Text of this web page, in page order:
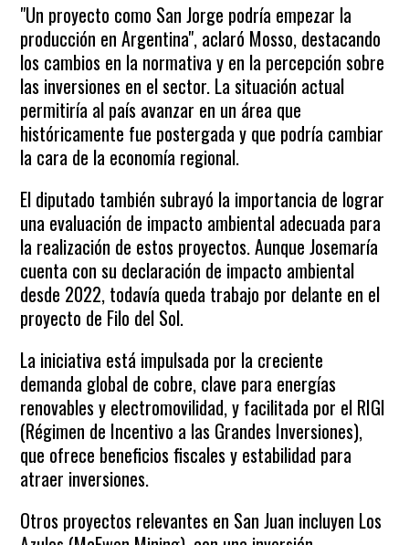
"Un proyecto como San Jorge podría empezar la
producción en Argentina", aclaró Mosso, destacando
los cambios en la normativa y en la percepción sobre
las inversiones en el sector. La situación actual
permitiría al país avanzar en un área que
históricamente fue postergada y que podría cambiar
la cara de la economía regional.
El diputado también subrayó la importancia de lograr
una evaluación de impacto ambiental adecuada para
la realización de estos proyectos. Aunque Josemaría
cuenta con su declaración de impacto ambiental
desde 2022, todavía queda trabajo por delante en el
proyecto de Filo del Sol.
La iniciativa está impulsada por la creciente
demanda global de cobre, clave para energías
renovables y electromovilidad, y facilitada por el RIGI
(Régimen de Incentivo a las Grandes Inversiones),
que ofrece beneficios fiscales y estabilidad para
atraer inversiones.
Otros proyectos relevantes en San Juan incluyen Los